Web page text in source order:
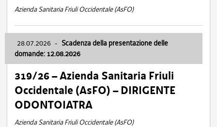
Azienda Sanitaria Friuli Occidentale (AsFO)
28.07.2026 - Scadenza della presentazione delle
domande: 12.08.2026
319/26 – Azienda Sanitaria Friuli
Occidentale (AsFO) – DIRIGENTE
ODONTOIATRA
Azienda Sanitaria Friuli Occidentale (AsFO)